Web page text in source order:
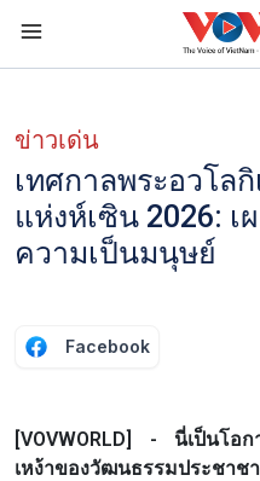
ข่าวเด่น
เทศกาลพระอวโล
แห่งห์เซิน 2026:
ความเป็นมนุษย์
Facebook
[VOVWORLD] - นี่เป็นโอ
เหง้าของวัฒนธรรมประชาช